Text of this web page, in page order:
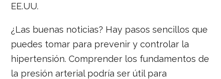
EE.UU.
¿Las buenas noticias? Hay pasos sencillos que
puedes tomar para prevenir y controlar la
hipertensión. Comprender los fundamentos de
la presión arterial podría ser útil para